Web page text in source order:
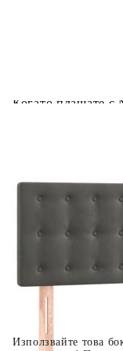
Използвайте това
Когато плащате с
Плащане на 4
поръчката си на
покупки на
Плащане на 6
разпределя в 6
покупки на